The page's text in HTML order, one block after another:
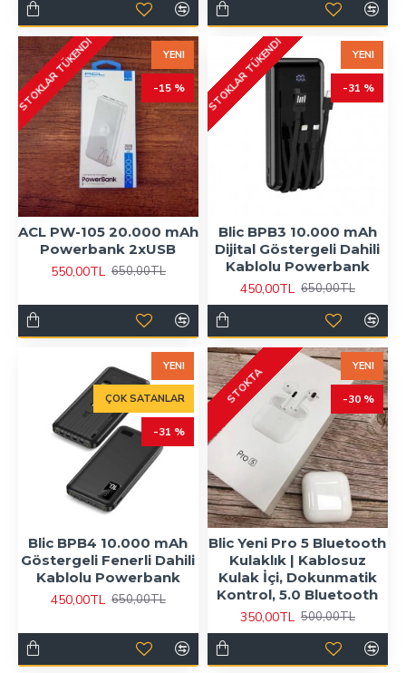
YENI
-15 %
STOKLAR TÜKENDI
ACL PW-105 20.000 mAh
Powerbank 2xUSB
550,00TL 650,00TL
YENI
-31 %
STOKLAR TÜKENDI
Blic BPB3 10.000 mAh
Dijital Göstergeli Dahili
Kablolu Powerbank
450,00TL 650,00TL
YENI
ÇOK SATANLAR
-31 %
Blic BPB4 10.000 mAh
Göstergeli Fenerli Dahili
Kablolu Powerbank
450,00TL 650,00TL
YENI
-30 %
STOKTA
Blic Yeni Pro 5 Bluetooth
Kulaklık | Kablosuz
Kulak İçi, Dokunmatik
Kontrol, 5.0 Bluetooth
350,00TL 500,00TL